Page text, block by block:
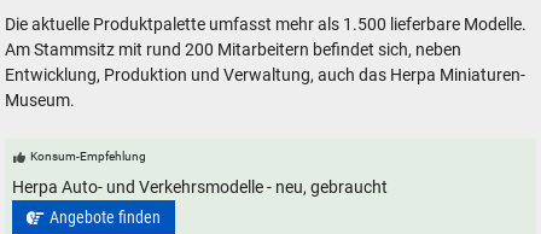
Die aktuelle Produktpalette umfasst mehr als 1.500 lieferbare Modelle.
Am Stammsitz mit rund 200 Mitarbeitern befindet sich, neben
Entwicklung, Produktion und Verwaltung, auch das Herpa Miniaturen-
Museum.
Konsum-Empfehlung
Herpa Auto- und Verkehrsmodelle - neu, gebraucht
Angebote finden